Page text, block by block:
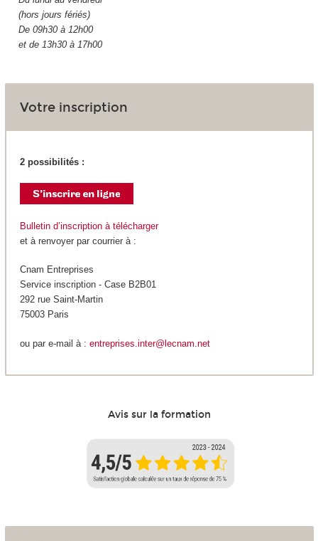
(hors jours fériés)
De 09h30 à 12h00
et de 13h30 à 17h00
Votre inscription
2 possibilités :
Bulletin d’inscription à télécharger
et à renvoyer par courrier à :
Cnam Entreprises
Service inscription - Case B2B01
292 rue Saint-Martin
75003 Paris
ou par e-mail à : entreprises.inter@lecnam.net
Avis sur la formation